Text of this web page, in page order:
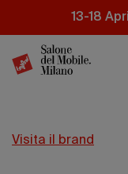
principale
13-18
visita il brand